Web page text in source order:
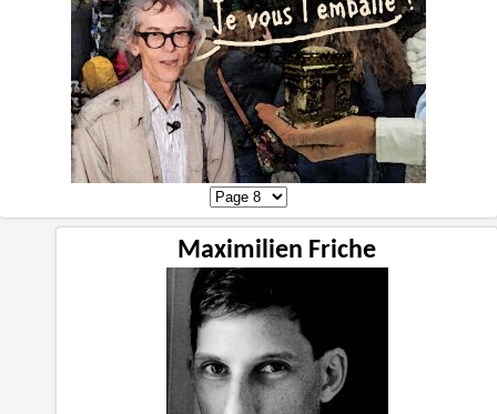
Maximilien Friche